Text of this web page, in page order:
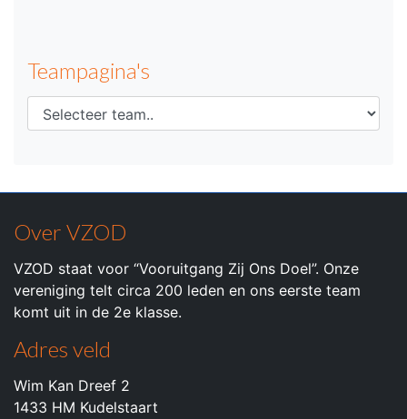
Teampagina's
Over VZOD
VZOD staat voor “Vooruitgang Zij Ons Doel”. Onze
vereniging telt circa 200 leden en ons eerste team
komt uit in de 2e klasse.
Adres veld
Wim Kan Dreef 2
1433 HM Kudelstaart